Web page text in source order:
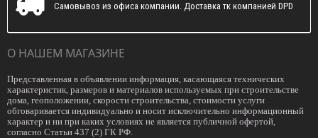
Самовывоз из офиса компании. Доставка тк компанией DPD
О НАШЕМ МАГАЗИНЕ
Представленная в объявлении информация, касающаяся технических
характеристик, размеров и материалов используемых при строительстве
дома, геоположении, скорости строительства, стоимости услуги
обговаривается индивидуально и носит исключительно информационный
характер и ни при каких условиях не является публичной офертой,
согласно Статьи 437 (2) ГК РФ.